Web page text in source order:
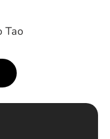
Tao